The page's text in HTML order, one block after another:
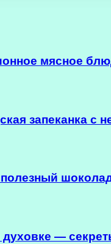
мясное
запеканка с
—